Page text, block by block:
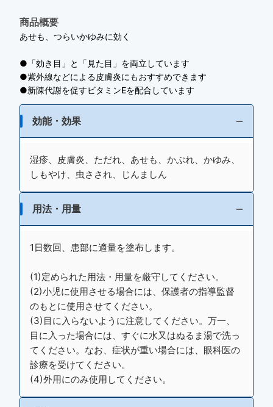
商品概要
あせも、つらいかゆみに効く
●「効き目」と「見た目」を両立しています
●紫外線などによる皮膚炎にもおすすめできます
●新陳代謝を促すビタミンEを配合しています
効能・効果
湿疹、皮膚炎、ただれ、あせも、かぶれ、かゆみ、
しもやけ、虫さされ、じんましん
用法・用量
1日数回、患部に適量を塗布します。
(1)定められた用法・用量を厳守してください。
(2)小児に使用させる場合には、保護者の指導監督
のもとに使用させてください。
(3)目に入らないように注意してください。万一、
目に入った場合には、すぐに水又はぬるま湯で洗っ
てください。なお、症状が重い場合には、眼科医の
診療を受けてください。
(4)外用にのみ使用してください。